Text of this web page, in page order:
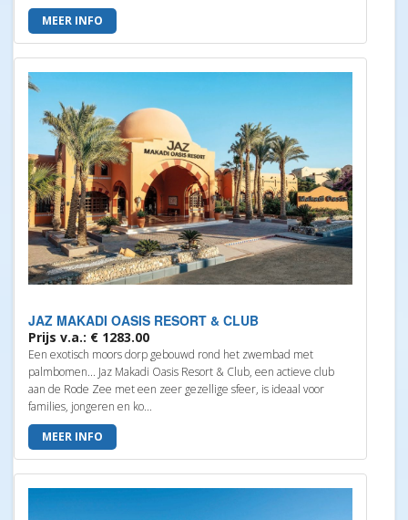
MEER INFO
JAZ MAKADI OASIS RESORT & CLUB
Prijs v.a.: € 1283.00
Een exotisch moors dorp gebouwd rond het zwembad met
palmbomen... Jaz Makadi Oasis Resort & Club, een actieve club
aan de Rode Zee met een zeer gezellige sfeer, is ideaal voor
families, jongeren en ko...
MEER INFO